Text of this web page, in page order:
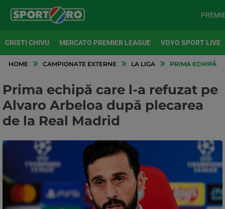
CRISTI CHIVU MERCATO PREMIER LEAGUE VOYO SPORT LIVE
HOME CAMPIONATE EXTERNE LA LIGA PRIMA ECHIPĂ
Prima echipă care l-a refuzat pe
Alvaro Arbeloa după plecarea
de la Real Madrid